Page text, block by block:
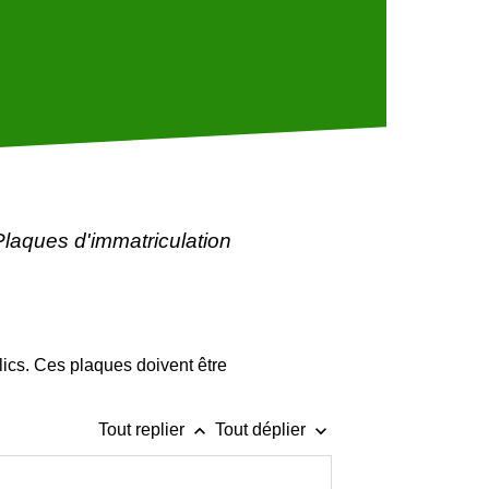
d'immatriculation
Ces plaques doivent être
Tout replier keyboard_arrow_up Tout déplier keyboard_arrow_down